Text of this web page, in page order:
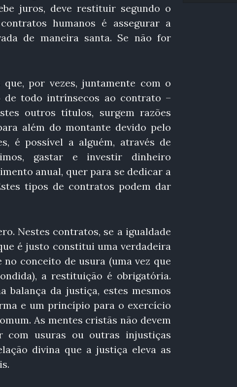
juros, deve restituir segundo o
humanos é assegurar a
de maneira santa. Se não for
por vezes, juntamente com o
todo intrínsecos ao contrato –
outros títulos, surgem razões
além do montante devido pelo
é possível a alguém, através de
gastar e investir dinheiro
anual, quer para se dedicar a
tipos de contratos podem dar
Nestes contratos, se a igualdade
é justo constitui uma verdadeira
conceito de usura (uma vez que
a restituição é obrigatória.
balança da justiça, estes mesmos
e um princípio para o exercício
As mentes cristãs não devem
com usuras ou outras injustiças
divina que a justiça eleva as